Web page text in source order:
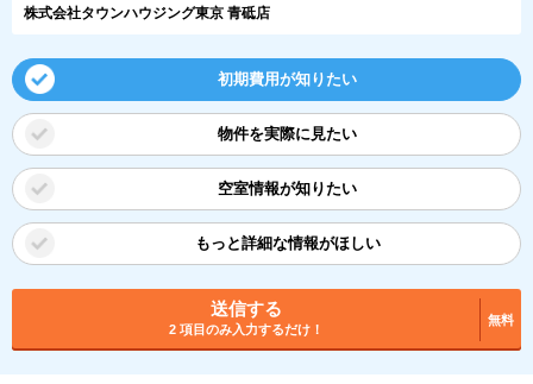
株式会社タウンハウジング東京 青砥店
初期費用が知りたい
物件を実際に見たい
空室情報が知りたい
もっと詳細な情報がほしい
送信する
2 項目のみ入力するだけ！
無料